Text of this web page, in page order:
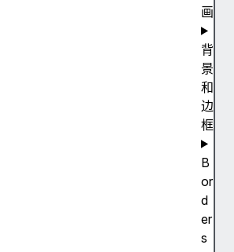
画
背
景
和
边
框
B
or
d
er
s